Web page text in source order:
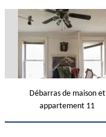
Débarras de maison et
appartement 11